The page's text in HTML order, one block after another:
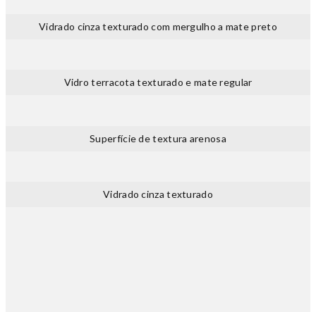
Vidrado cinza texturado com mergulho a mate preto
Vidro terracota texturado e mate regular
Superfície de textura arenosa
Vidrado cinza texturado